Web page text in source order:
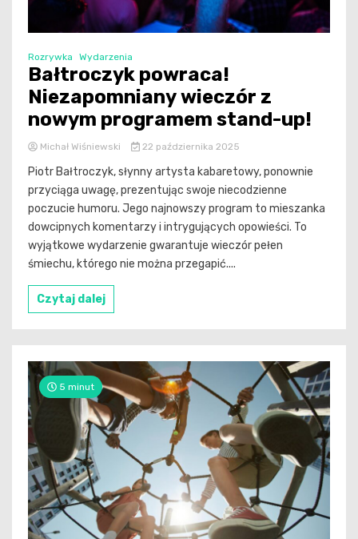
Rozrywka Wydarzenia
Bałtroczyk powraca!
Niezapomniany wieczór z
nowym programem stand-up!
Michał Wiśniewski 22 października 2025
Piotr Bałtroczyk, słynny artysta kabaretowy, ponownie
przyciąga uwagę, prezentując swoje niecodzienne
poczucie humoru. Jego najnowszy program to mieszanka
dowcipnych komentarzy i intrygujących opowieści. To
wyjątkowe wydarzenie gwarantuje wieczór pełen
śmiechu, którego nie można przegapić....
Czytaj dalej
5 minut